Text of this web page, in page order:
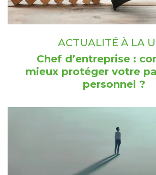
ACTUALITÉ À LA
Chef d’entreprise :
mieux protéger votre
personnel ?